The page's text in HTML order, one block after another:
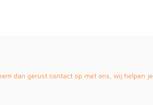
dan gerust contact op met ons, wij helpen je